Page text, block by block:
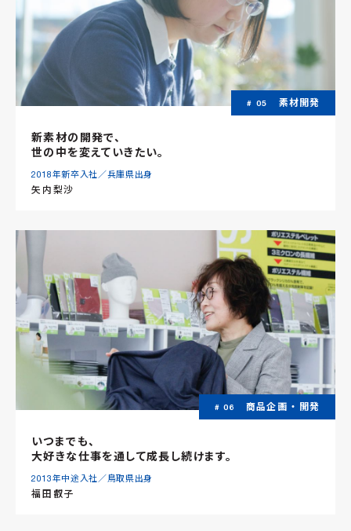
# 05 素材開発
新素材の開発で、
世の中を変えていきたい。
2018年新卒⼊社／兵庫県出身
矢内梨沙
# 06 商品企画 ・ 開発
いつまでも、
大好きな仕事を通して成長し続けます。
2013年中途入社／鳥取県出身
福田叡子